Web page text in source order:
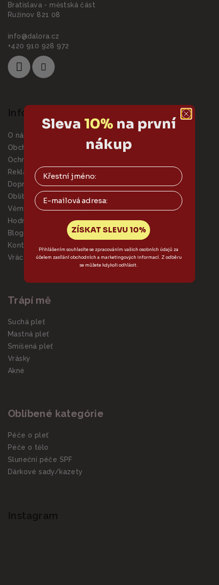
Bratislava - městská část
Ružinov 821 08
info@dalora.cz
+420 910 928 972
Informace pro vás
O nás
Obchodní podmínky
Ochrana osobních údajů
Reklamace
Doprava a platba
Oblíbené produkty
Věrnostní program Dalora
Hodnocení obchodu
Blog
Kontaktujte nás
Vrácení zboží
Trápí mě
Suchá pleť
Mastná pleť
Smíšená pleť
Vrásky
Akné
Oblíbené kategórie
Péče o pleť
Péče o tělo
Sluneční péče SPF
Dárkové sady/kazety
Instagram
Sleva 10% na první
nákup
Email
ZÍSKAT SLEVU 10%
Přihlášením souhlasíte se zpracováním vašich osobních údajů za
účelem zasílání obchodních a marketingových informací. Z odběru
se můžete kdykoli odhlásit.